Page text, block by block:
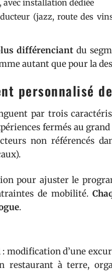
installation dédiée
(jazz, route des
différenciantdu
autant que pour la
personnalisé
par trois
fermés au
non référencés
pour ajuster le
de mobilité.
.
modification d’une
restaurant à terre,